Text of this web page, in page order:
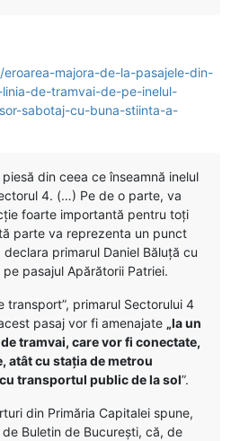
majora-de-la-pasajele-din-
de-tramvai-de-pe-inelul-
sabotaj-cu-buna-stiinta-a-
din ceea ce înseamnă inelul
4. (…) Pe de o parte, va
foarte importantă pentru toți
parte va reprezenta un punct
primarul Daniel Băluță cu
pasajul Apărătorii Patriei.
transport”, primarul Sectorului 4
pasaj vor fi amenajate „la un
tramvai, care vor fi conectate,
atât cu stația de metrou
transportul public de la sol”.
din Primăria Capitalei spune,
Buletin de București, că, de